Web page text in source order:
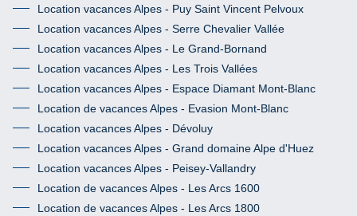
Location vacances Alpes - Puy Saint Vincent Pelvoux
Location vacances Alpes - Serre Chevalier Vallée
Location vacances Alpes - Le Grand-Bornand
Location vacances Alpes - Les Trois Vallées
Location vacances Alpes - Espace Diamant Mont-Blanc
Location de vacances Alpes - Evasion Mont-Blanc
Location vacances Alpes - Dévoluy
Location vacances Alpes - Grand domaine Alpe d'Huez
Location vacances Alpes - Peisey-Vallandry
Location de vacances Alpes - Les Arcs 1600
Location de vacances Alpes - Les Arcs 1800